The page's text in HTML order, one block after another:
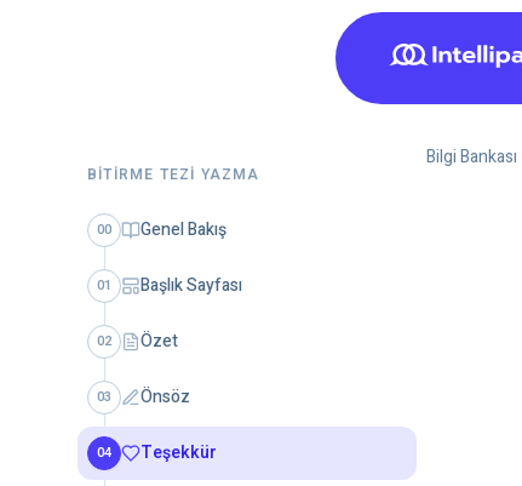
BITIRME TEZI YAZMA
00 Genel Bakış
01 Başlık Sayfası
02 Özet
03 Önsöz
04 Teşekkür
Bilgi Bankası